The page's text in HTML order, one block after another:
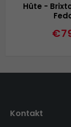
Hüte -
Kontakt